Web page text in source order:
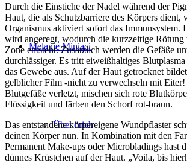
Melanie Miniaci
Über mich
Durch die Einstiche der Nadel während der
Haut, die als Schutzbarriere des Körpers dient,
Organismus aktiviert sofort das Immunsystem.
wird angeregt, wodurch die kurzzeitige Rötung
Zone entsteht. Zusätzlich werden die Gefäße
durchlässiger. Es tritt eiweißhaltiges
das Gewebe aus. Auf der Haut getrocknet
gelblicher Film -nicht zu verwechseln mit Eiter!
Blutgefäße verletzt, mischen sich rote
Flüssigkeit und färben den Schorf rot-braun.
Das entstandene körpereigene Wundpflaster
deinen Körper nun. In Kombination mit den
Permanent Make-ups oder Microbladings hast
dünnes Krüstchen auf der Haut. „Voila, bis